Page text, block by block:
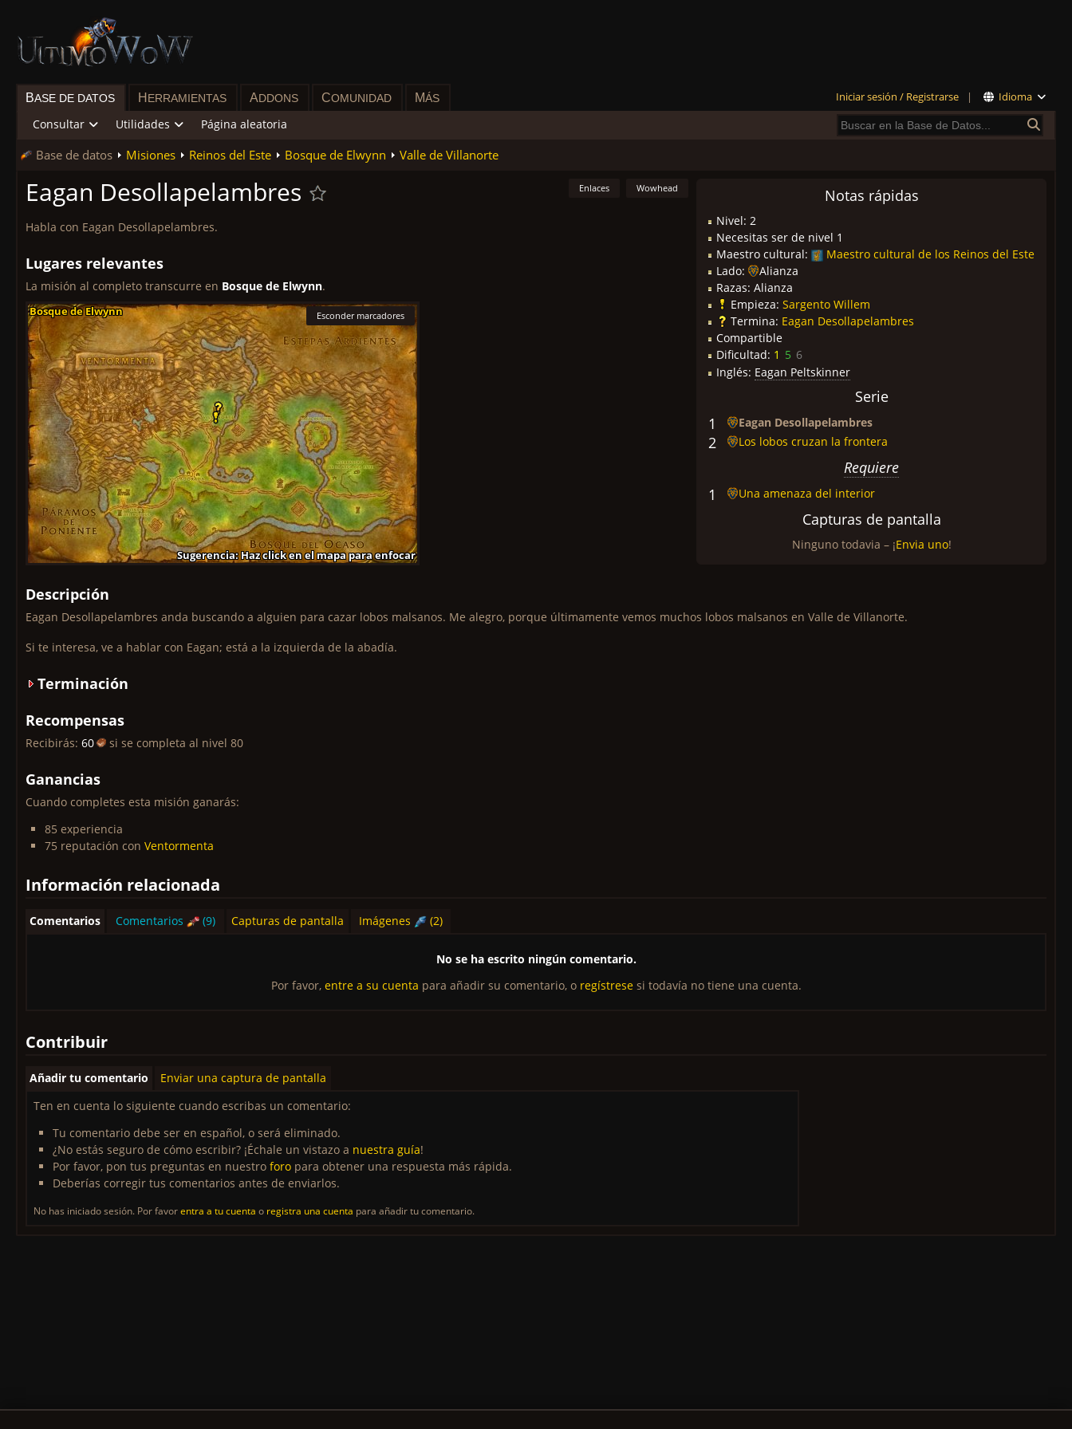
Iniciar sesión / Registrarse | Idioma
BASE DE DATOS H ERRAMIENTAS ADDONS COMUNIDAD MÁS
Consultar Utilidades Página aleatoria
Base de datos Misiones Reinos del Este Bosque de Elwynn Valle de Villanorte
Notas rápidas
Nivel: 2
Necesitas ser de nivel 1
Maestro cultural:
Maestro cultural de los Reinos del Este
Lado:
Alianza
Razas: Alianza
Empieza: Sargento Willem
Termina: Eagan Desollapelambres
Compartible
Dificultad: 1 5 6
Inglés: Eagan Peltskinner
Serie
1
Eagan Desollapelambres
2 Los lobos cruzan la frontera
Requiere
1
Una amenaza del interior
Capturas de pantalla
Ninguno todavia – ¡Envia uno!
Wowhead
Enlaces
Eagan Desollapelambres
Habla con Eagan Desollapelambres.
Lugares relevantes
La misión al completo transcurre en Bosque de Elwynn.
Sugerencia: Haz click en el mapa para enfocar
Sugerencia: Haz click en el mapa para enfocar
Sugerencia: Haz click en el mapa para enfocar
Sugerencia: Haz click en el mapa para enfocar
Sugerencia: Haz click en el mapa para enfocar
Sugerencia: Haz click en el mapa para enfocar
Sugerencia: Haz click en el mapa para enfocar
Sugerencia: Haz click en el mapa para enfocar
Sugerencia: Haz click en el mapa para enfocar
Esconder marcadores
Bosque de Elwynn
Bosque de Elwynn
Bosque de Elwynn
Bosque de Elwynn
Bosque de Elwynn
Bosque de Elwynn
Bosque de Elwynn
Bosque de Elwynn
Bosque de Elwynn
Descripción
Eagan Desollapelambres anda buscando a alguien para cazar lobos malsanos. Me alegro, porque últimamente vemos muchos lobos malsanos en Valle de Villanorte.
Si te interesa, ve a hablar con Eagan; está a la izquierda de la abadía.
Terminación
Recompensas
Recibirás: 60 si se completa al nivel 80
Ganancias
Cuando completes esta misión ganarás:
85 experiencia
75 reputación con Ventormenta
Información relacionada
Comentarios Comentarios (9) Capturas de pantalla Imágenes (2)
No se ha escrito ningún comentario.
Por favor, entre a su cuenta para añadir su comentario, o regístresesi todavía no tiene una cuenta.
Contribuir
Añadir tu comentario
Enviar una captura de pantalla
Ten en cuenta lo siguiente cuando escribas un comentario:
Tu comentario debe ser en español, o será eliminado.
¿No estás seguro de cómo escribir? ¡Échale un vistazo a nuestra guía!
Por favor, pon tus preguntas en nuestro foro para obtener una respuesta más rápida.
Deberías corregir tus comentarios antes de enviarlos.
No has iniciado sesión. Por favorentra a tu cuenta o registra una cuenta para añadir tu comentario.